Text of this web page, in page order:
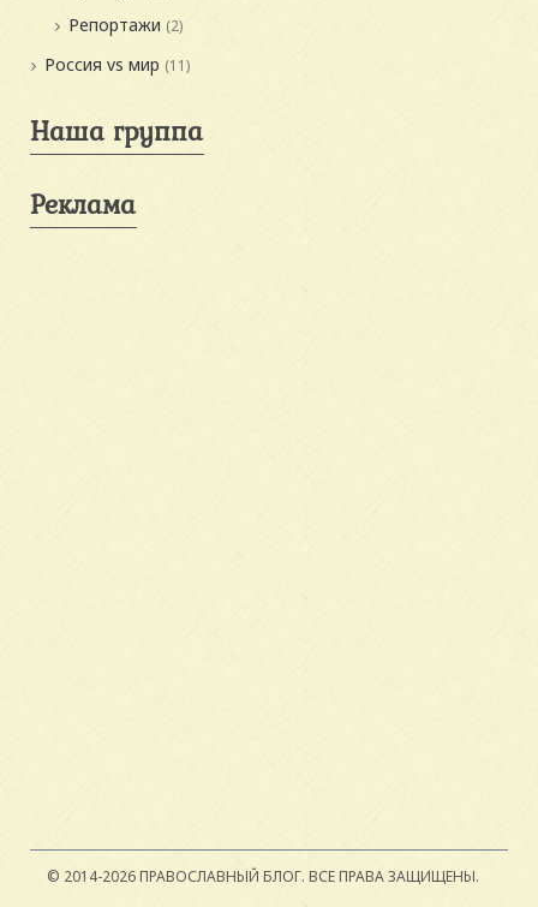
Репортажи (2)
Россия vs мир (11)
Наша группа
Реклама
© 2014-2026 ПРАВОСЛАВНЫЙ БЛОГ. ВСЕ ПРАВА ЗАЩИЩЕНЫ.